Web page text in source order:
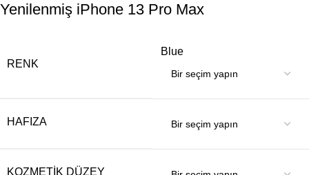
Yenilenmiş iPhone 13 Pro Max
RENK
Blue
HAFIZA
KOZMETIK DÜZEY